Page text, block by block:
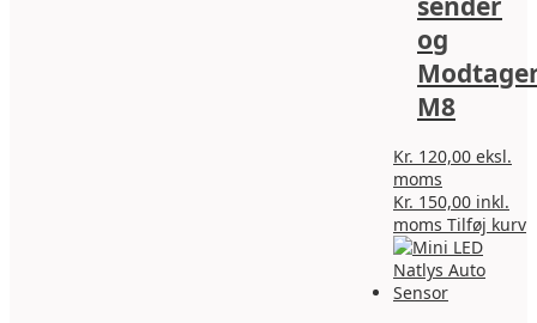
og
M8
Kr. 120,00 eksl.
moms
Kr. 150,00 inkl.
moms Tilføj kurv